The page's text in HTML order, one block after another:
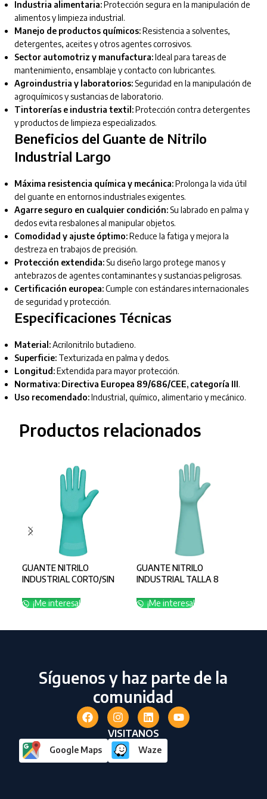
Industria alimentaria:Protección segura en la manipulación de
alimentos y limpieza industrial.
Manejo de productos químicos:Resistencia a solventes,
detergentes, aceites y otros agentes corrosivos.
Sector automotriz y manufactura:Ideal para tareas de
mantenimiento, ensamblaje y contacto con lubricantes.
Agroindustria y laboratorios:Seguridad en la manipulación de
agroquímicos y sustancias de laboratorio.
Tintorerías e industria textil:Protección contra detergentes
y productos de limpieza especializados.
Beneficios del Guante de Nitrilo
Industrial Largo
Máxima resistencia química y mecánica:Prolonga la vida útil
del guante en entornos industriales exigentes.
Agarre seguro en cualquier condición:Su labrado en palma y
dedos evita resbalones al manipular objetos.
Comodidad y ajuste óptimo:Reduce la fatiga y mejora la
destreza en trabajos de precisión.
Protección extendida:Su diseño largo protege manos y
antebrazos de agentes contaminantes y sustancias peligrosas.
Certificación europea:Cumple con estándares internacionales
de seguridad y protección.
Especificaciones Técnicas
Material:Acrilonitrilo butadieno.
Superficie:Texturizada en palma y dedos.
Longitud:Extendida para mayor protección.
Normativa: Directiva Europea 89/686/CEE, categoría III.
Uso recomendado:Industrial, químico, alimentario y mecánico.
Productos relacionados
GUANTE NITRILO
INDUSTRIAL CORTO/SIN
¡Me interesa!
GUANTE NITRILO
INDUSTRIAL TALLA 8
¡Me interesa!
Síguenos y haz parte de la
comunidad
VISITANOS
Google Maps Waze